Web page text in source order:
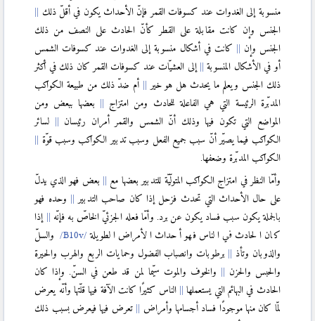
منسوبة إلى الغدوات عند كسوفات القمر فإنّ الأحداث يكون في أقلّ ذلك
الجنس وإن كانت مقابلة على القطر كأنّ الحادث على النصف من ذلك
الجنس وإن
كانت في أشكال منسوبة إلى الغدوات عند كسوفات الشمس
أو في الأشكال المنسوبة
إلى العشيّات عند كسوفات القمر كان ذلك في أكثر
ذلك الجنس ويعلم ما يحدث هل هو خير
أم ضدّ ذلك من طبيعة الكواكب
المدبّرة الرئيسة التي هي الفاعلة للحادث ومن امتزاج
بعضها ببعض ومن
المواضع التي تكون فيها وذلك أنّ الشمس والقمر أمران رئيسان
لسائر
الكواكب فيما يصيّر أنّ سبب جميع الفعل وسبب تدبير الكواكب وسبب قوّة
الكواكب المدبّرة وضعفها.
وأمّا النظر في امتزاج الكواكب المتولّيّة للتدبير بعضها مع
بعض فهو الذي يدلّ
على حال الأحداث التي تحدث فزحل إذا كان صاحب التدبير
وحده فهو
بالجملة يكون سبب فساد يكون عن برد. وأمّا فعله الجزئيّ الخاصّ به فإنّه
إذا
كان الحادث في الناس فهو أحداث الأمراض الطويلة
والسلّ
والذوبان وتأذ
برطوبات وانصباب الفضول وحمايات الربع والهرب والحيرة
والحبس والحزن
والخوف والموت سيّما لمن قد طعن في السنّ. وإذا كان
الحادث في البهائم التي يستعملها
الناس كثيرًا كانت الآفة فيها قلّتها وأنّه يعرض
لمّا كان منها موجودًا فساد أجسامها وأمراض
تعرض فيها فيعرض بسبب ذلك